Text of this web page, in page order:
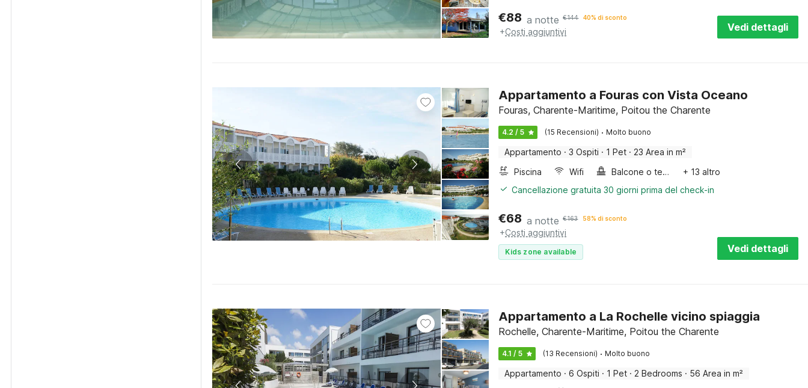
€88 a notte €144 40% di sconto
+Costi aggiuntivi Vedi dettagli
Appartamento a Fouras con Vista Oceano
Fouras, Charente-Maritime, Poitou the Charente
4.2 / 5 (15 Recensioni) · Molto buono
Appartamento · 3 Ospiti · 1 Pet · 23 Area in m²
Piscina
Wifi Balcone o terrazza
+ 13 altro
Cancellazione gratuita 30 giorni prima del check-in
€68 a notte €163 58% di sconto
+Costi aggiuntivi
Kids zone available Vedi dettagli
Appartamento a La Rochelle vicino spiaggia
Rochelle, Charente-Maritime, Poitou the Charente
4.1 / 5 (13 Recensioni) · Molto buono
Appartamento · 6 Ospiti · 1 Pet · 2 Bedrooms · 56 Area in m²